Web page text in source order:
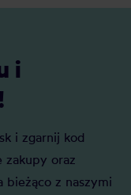
i
i zgarnij kod
zakupy oraz
bieżąco z naszymi